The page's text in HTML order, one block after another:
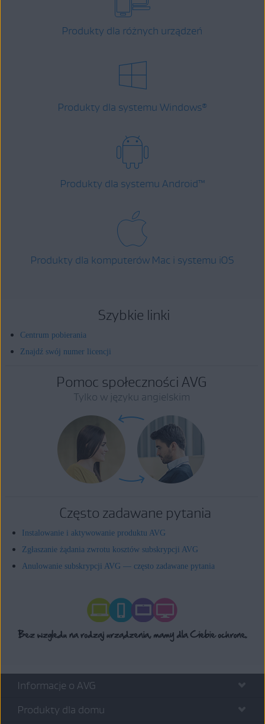
Produkty dla różnych urządzeń
Produkty dla systemu Windows®
Produkty dla systemu Android™
Produkty dla komputerów Mac i systemu iOS
Szybkie linki
Centrum pobierania
Znajdź swój numer licencji
Pomoc społeczności AVG
Tylko w języku angielskim
Często zadawane pytania
Instalowanie i aktywowanie produktu AVG
Zgłaszanie żądania zwrotu kosztów subskrypcji AVG
Anulowanie subskrypcji AVG — często zadawane pytania
Informacje o AVG
Produkty dla domu